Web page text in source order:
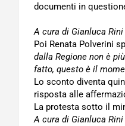
documenti in
A cura di Gianluca Rini
Poi Renata Polverini
dalla Regione non è
fatto, questo è il
Lo sconto diventa
risposta alle
La protesta sotto il
A cura di Gianluca Rini